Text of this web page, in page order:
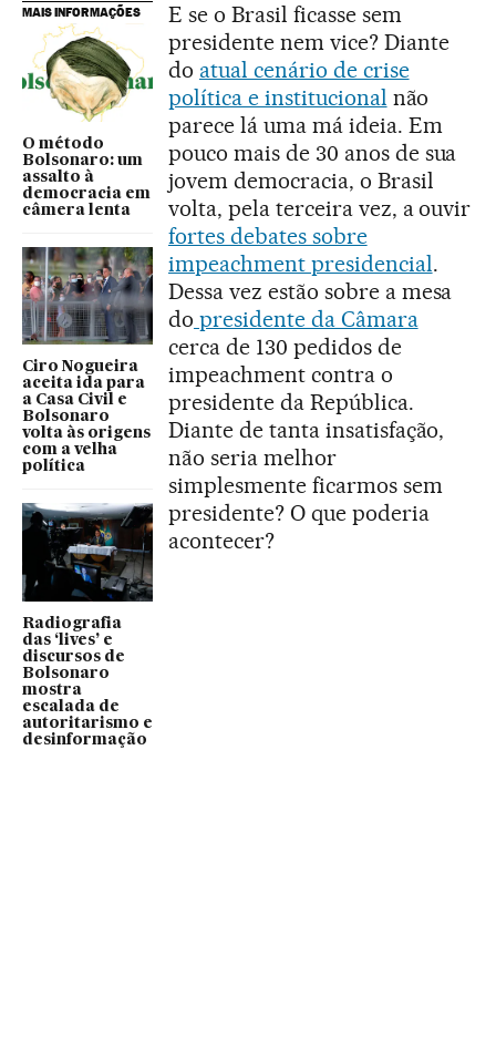
MAIS INFORMAÇÕES
O método
Bolsonaro: um
assalto à
democracia em
câmera lenta
Ciro Nogueira
aceita ida para
a Casa Civil e
Bolsonaro
volta às origens
com a velha
política
Radiografia
das ‘lives’ e
discursos de
Bolsonaro
mostra
escalada de
autoritarismo e
desinformação
E se o Brasil ficasse sem
presidente nem vice? Diante
do atual cenário de crise
política e institucional não
parece lá uma má ideia. Em
pouco mais de 30 anos de sua
jovem democracia, o Brasil
volta, pela terceira vez, a ouvir
fortes debates sobre
impeachment presidencial.
Dessa vez estão sobre a mesa
do presidente da Câmara
cerca de 130 pedidos de
impeachment contra o
presidente da República.
Diante de tanta insatisfação,
não seria melhor
simplesmente ficarmos sem
presidente? O que poderia
acontecer?